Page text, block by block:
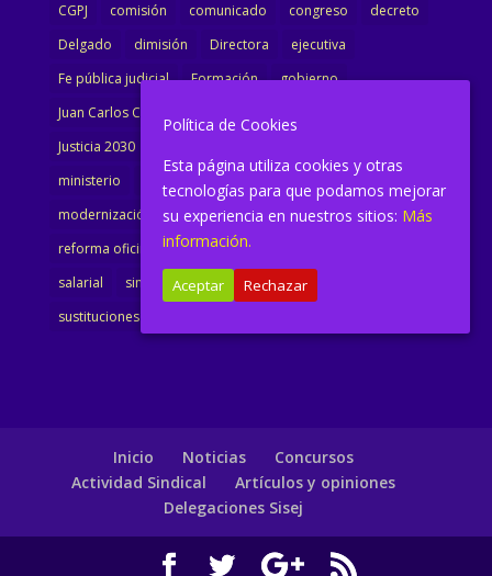
CGPJ
comisión comunicado congreso
decreto
Delgado
dimisión Directora
ejecutiva
Fe pública judicial
Formación
gobierno
Juan Carlos Campo
Justicia 2030
ministerio
Ministra Justicia
Ministro de Justicia
modernización
noticias Portavoz
reforma
reforma oficina
renovación
salarial
sindicalismo sindicato sisej
sustituciones
Inicio Noticias
Concursos
Actividad Sindical
Artículos y opiniones
Delegaciones Sisej
Política de Cookies
Esta página utiliza cookies y otras
tecnologías para que podamos mejorar
su experiencia en nuestros sitios: Más
información.
Aceptar Rechazar